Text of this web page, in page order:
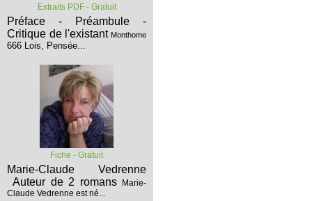
Extraits PDF - Gratuit
Préface - Préambule -
Critique de l'existant Monthome
666 Lois, Pensée...
Fiche - Gratuit
Marie-Claude Vedrenne
Auteur de 2 romans
Marie-
Claude Vedrenne est né...